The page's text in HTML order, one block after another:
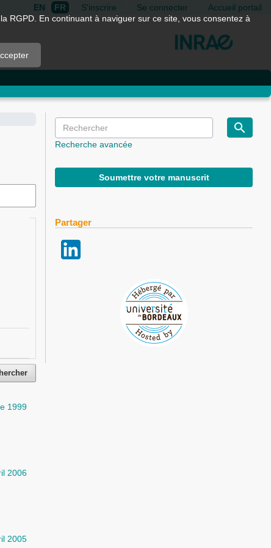
EN FR S'inscrire Se connecter Accueil portail
1999
2006
2005
Recherche avancée
Soumettre votre manuscrit
Partager
RGPD. En continuant à naviguer sur ce site, vous consentez à